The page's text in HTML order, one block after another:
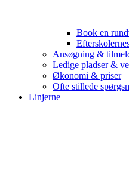
Book en
Ansøgning &
Ledige pladser &
Økonomi & priser
Ofte stillede
Linjerne